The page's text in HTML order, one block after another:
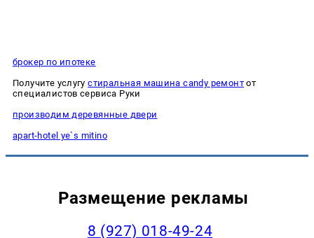
брокер по ипотеке
Получите услугустиральная машина candy ремонтот
специалистов сервиса Руки
производим деревянные двери
apart-hotel ye`s mitino
Размещение рекламы
8 (927) 018-49-24